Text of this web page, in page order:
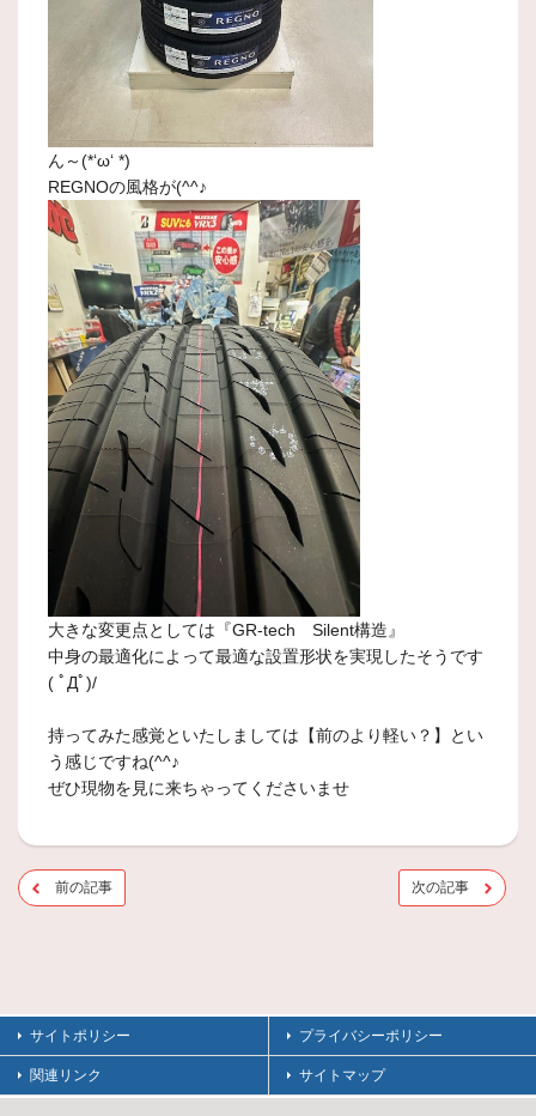
ん～(*‘ω‘ *)
REGNOの風格が(^^♪
大きな変更点としては『GR-tech Silent構造』
中身の最適化によって最適な設置形状を実現したそうです
( ﾟДﾟ)/
持ってみた感覚といたしましては【前のより軽い？】とい
う感じですね(^^♪
ぜひ現物を見に来ちゃってくださいませ
前の記事 次の記事
サイトポリシー プライバシーポリシー
関連リンク サイトマップ